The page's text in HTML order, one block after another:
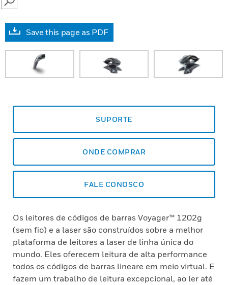
SEARCH
Save this page as PDF
SUPORTE
ONDE COMPRAR
FALE CONOSCO
Os leitores de códigos de barras Voyager™ 1202g
(sem fio) e a laser são construídos sobre a melhor
plataforma de leitores a laser de linha única do
mundo. Eles oferecem leitura de alta performance
todos os códigos de barras lineare em meio virtual. E
fazem um trabalho de leitura excepcional, ao ler até